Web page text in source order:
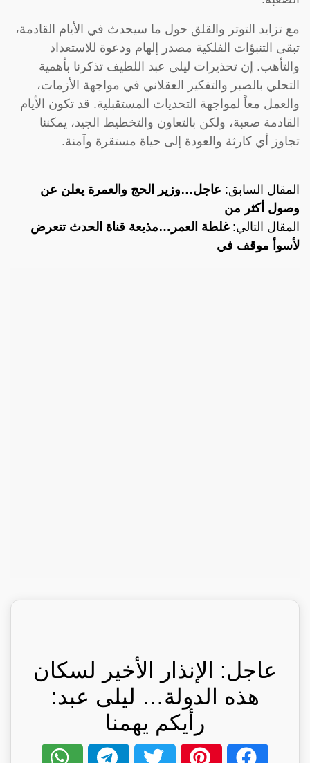
مع تزايد التوتر والقلق حول ما سيحدث في الأيام القادمة،
تبقى التنبؤات الفلكية مصدر إلهام ودعوة للاستعداد
والتأهب. إن تحذيرات ليلى عبد اللطيف تذكرنا بأهمية
التحلي بالصبر والتفكير العقلاني في مواجهة الأزمات،
والعمل معاً لمواجهة التحديات المستقبلية. قد تكون الأيام
القادمة صعبة، ولكن بالتعاون والتخطيط الجيد، يمكننا
تجاوز أي كارثة والعودة إلى حياة مستقرة وآمنة.
المقال السابق: عاجل…وزير الحج والعمرة يعلن عن
وصول أكثر من
المقال التالي:غلطة العمر…مذيعة قناة الحدث تتعرض
لأسوأ موقف في
عاجل: الإنذار الأخير لسكان
هذه الدولة… ليلى عبد:
رأيكم يهمنا